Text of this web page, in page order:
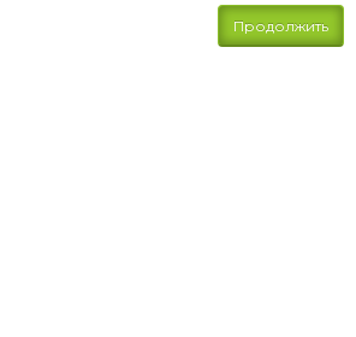
Продолжить